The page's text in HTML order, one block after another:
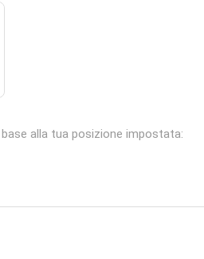
alla tua posizione impostata: